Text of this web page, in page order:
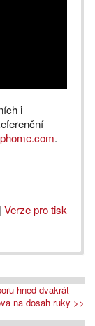
i
.
| Verze pro tisk
hned dvakrát
na dosah ruky >>